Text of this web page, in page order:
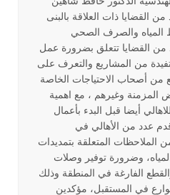
القضايا ذات العلاقة بالبنى
المياه والصرف الصحي
من القضايا تتعلق بضرورة عمل
من المشاريع والتعرف على
من أصحاب الاحتياجات الخاصة
المزمنة وغيرهم ، مع اهمية
أيضا قبل البدء بأعمال
عدد من الأهالي في
الملاحظات المتعلقة بتمديدات
وضرورة توفير وصلات
الفارغة في المنطقة وذلك
في المستقبل، مؤكدين